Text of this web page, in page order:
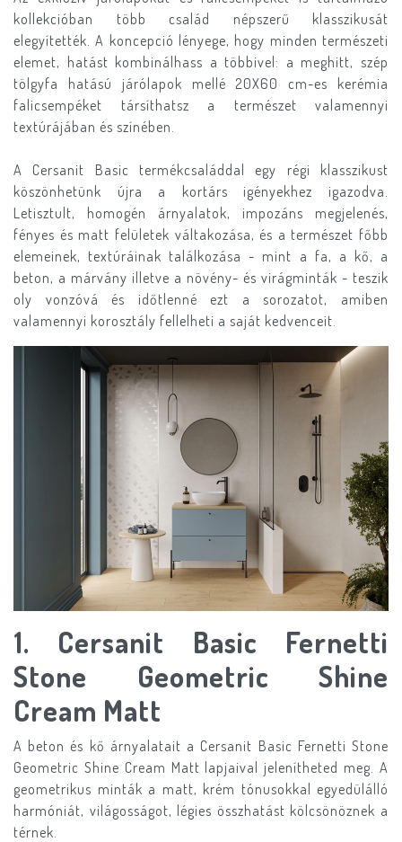
kollekcióban több család népszerű klasszikusát
elegyítették. A koncepció lényege, hogy minden természeti
elemet, hatást kombinálhass a többivel: a meghitt, szép
tölgyfa hatású járólapok mellé 20X60 cm-es kerémia
falicsempéket társíthatsz a természet valamennyi
textúrájában és színében.
A Cersanit Basic termékcsaláddal egy régi klasszikust
köszönhetünk újra a kortárs igényekhez igazodva.
Letisztult, homogén árnyalatok, impozáns megjelenés,
fényes és matt felületek váltakozása, és a természet főbb
elemeinek, textúráinak találkozása - mint a fa, a kő, a
beton, a márvány illetve a növény- és virágminták - teszik
oly vonzóvá és időtlenné ezt a sorozatot, amiben
valamennyi korosztály fellelheti a saját kedvenceit.
1. Cersanit Basic Fernetti
Stone Geometric Shine
Cream Matt
A beton és kő árnyalatait a Cersanit Basic Fernetti Stone
Geometric Shine Cream Matt lapjaival jelenítheted meg. A
geometrikus minták a matt, krém tónusokkal egyedülálló
harmóniát, világosságot, légies összhatást kölcsönöznek a
térnek.